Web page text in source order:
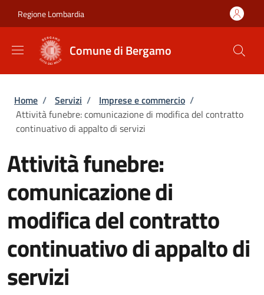
Regione Lombardia
Comune di Bergamo
Briciole di pane
Home / Servizi / Imprese e commercio /
Attività funebre: comunicazione di modifica del contratto
continuativo di appalto di servizi
Attività funebre:
comunicazione di
modifica del contratto
continuativo di appalto di
servizi